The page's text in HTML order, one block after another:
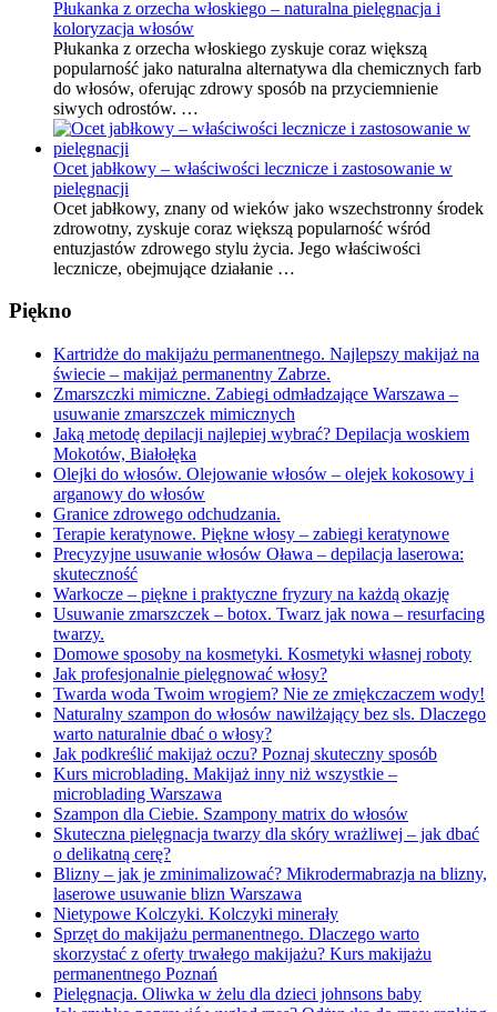
Płukanka z orzecha włoskiego – naturalna pielęgnacja i
koloryzacja włosów
Płukanka z orzecha włoskiego zyskuje coraz większą
popularność jako naturalna alternatywa dla chemicznych farb
do włosów, oferując zdrowy sposób na przyciemnienie
siwych odrostów. …
Ocet jabłkowy – właściwości lecznicze i zastosowanie w
pielęgnacji
Ocet jabłkowy, znany od wieków jako wszechstronny środek
zdrowotny, zyskuje coraz większą popularność wśród
entuzjastów zdrowego stylu życia. Jego właściwości
lecznicze, obejmujące działanie …
Piękno
Kartridże do makijażu permanentnego. Najlepszy makijaż na
świecie – makijaż permanentny Zabrze.
Zmarszczki mimiczne. Zabiegi odmładzające Warszawa –
usuwanie zmarszczek mimicznych
Jaką metodę depilacji najlepiej wybrać? Depilacja woskiem
Mokotów, Białołęka
Olejki do włosów. Olejowanie włosów – olejek kokosowy i
arganowy do włosów
Granice zdrowego odchudzania.
Terapie keratynowe. Piękne włosy – zabiegi keratynowe
Precyzyjne usuwanie włosów Oława – depilacja laserowa:
skuteczność
Warkocze – piękne i praktyczne fryzury na każdą okazję
Usuwanie zmarszczek – botox. Twarz jak nowa – resurfacing
twarzy.
Domowe sposoby na kosmetyki. Kosmetyki własnej roboty
Jak profesjonalnie pielęgnować włosy?
Twarda woda Twoim wrogiem? Nie ze zmiękczaczem wody!
Naturalny szampon do włosów nawilżający bez sls. Dlaczego
warto naturalnie dbać o włosy?
Jak podkreślić makijaż oczu? Poznaj skuteczny sposób
Kurs microblading. Makijaż inny niż wszystkie –
microblading Warszawa
Szampon dla Ciebie. Szampony matrix do włosów
Skuteczna pielęgnacja twarzy dla skóry wrażliwej – jak dbać
o delikatną cerę?
Blizny – jak je zminimalizować? Mikrodermabrazja na blizny,
laserowe usuwanie blizn Warszawa
Nietypowe Kolczyki. Kolczyki minerały
Sprzęt do makijażu permanentnego. Dlaczego warto
skorzystać z oferty trwałego makijażu? Kurs makijażu
permanentnego Poznań
Pielęgnacja. Oliwka w żelu dla dzieci johnsons baby